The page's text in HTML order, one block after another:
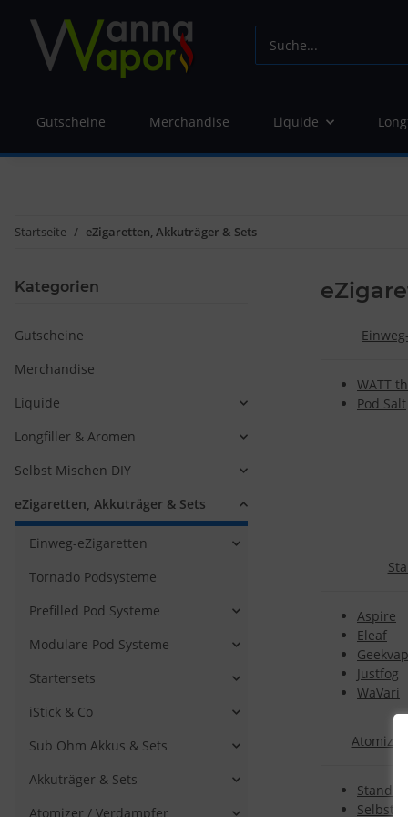
Gutscheine Merchandise Liquide
Startseite eZigaretten, Akkuträger & Sets
WATT
Pod Salt
Aspire
Eleaf
Justfog
WaVari
Kategorien
Gutscheine
Merchandise
Liquide
Longfiller & Aromen
Selbst Mischen DIY
eZigaretten, Akkuträger & Sets
Einweg-eZigaretten
Tornado Podsysteme
Prefilled Pod Systeme
Modulare Pod Systeme
Startersets
iStick & Co
Sub Ohm Akkus & Sets
Akkuträger & Sets
Atomizer / Verdampfer